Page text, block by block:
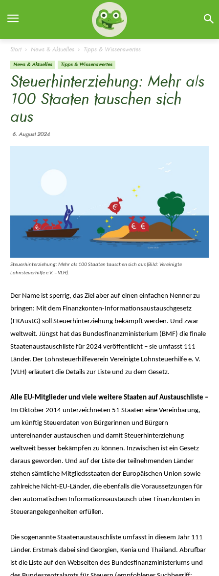
Start News & Aktuelles Tipps & Wissenswertes
News & Aktuelles Tipps & Wissenswertes
Steuerhinterziehung: Mehr als
100 Staaten tauschen sich
aus
6. August 2024
Steuerhinterziehung: Mehr als 100 Staaten tauschen sich aus (Bild: Vereinigte
Lohnsteuerhilfe e.V. – VLH).
Der Name ist sperrig, das Ziel aber auf einen einfachen Nenner zu
bringen: Mit dem Finanzkonten-Informationsaustauschgesetz
(FKAustG) soll Steuerhinterziehung bekämpft werden. Und zwar
weltweit. Jüngst hat das Bundesfinanzministerium (BMF) die finale
Staatenaustauschliste für 2024 veröffentlicht – sie umfasst 111
Länder. Der Lohnsteuerhilfeverein Vereinigte Lohnsteuerhilfe e. V.
(VLH) erläutert die Details zur Liste und zu dem Gesetz.
Alle EU-Mitglieder und viele weitere Staaten auf Austauschliste –
Im Oktober 2014 unterzeichneten 51 Staaten eine Vereinbarung,
um künftig Steuerdaten von Bürgerinnen und Bürgern
untereinander austauschen und damit Steuerhinterziehung
weltweit besser bekämpfen zu können. Inzwischen ist ein Gesetz
daraus geworden. Und auf der Liste der teilnehmenden Länder
stehen sämtliche Mitgliedsstaaten der Europäischen Union sowie
zahlreiche Nicht-EU-Länder, die ebenfalls die Voraussetzungen für
den automatischen Informationsaustausch über Finanzkonten in
Steuerangelegenheiten erfüllen.
Die sogenannte Staatenaustauschliste umfasst in diesem Jahr 111
Länder. Erstmals dabei sind Georgien, Kenia und Thailand. Abrufbar
ist die Liste auf den Webseiten des Bundesfinanzministeriums und